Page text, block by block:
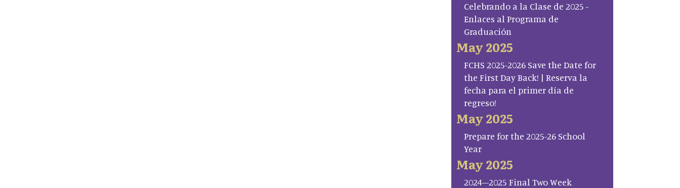
Celebrando a la Clase de 2025 -
Enlaces al Programa de
Graduación
May 2025
FCHS 2025-2026 Save the Date for
the First Day Back! | Reserva la
fecha para el primer día de
regreso!
May 2025
Prepare for the 2025-26 School
Year
May 2025
2024–2025 Final Two Week